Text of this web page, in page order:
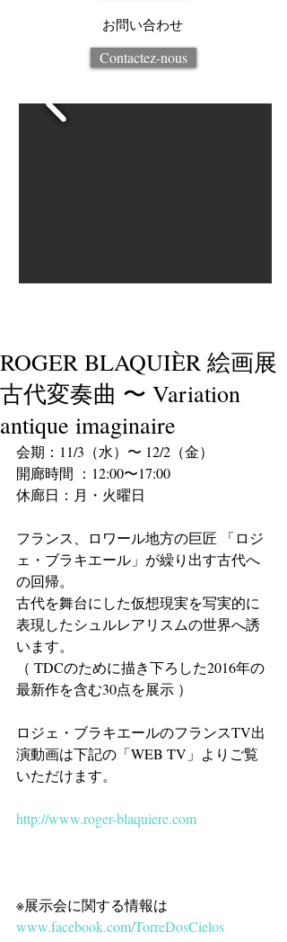
お問い合わせ
Contactez-nous
ROGER BLAQUIÈR 絵画展
古代変奏曲 〜 Variation
antique imaginaire
会期：11/3（水）〜 12/2（金）
開廊時間 ：12:00〜17:00
休廊日：月・火曜日
フランス、ロワール地方の巨匠 「ロジ
ェ・ブラキエール」が繰り出す古代へ
の回帰。
古代を舞台にした仮想現実を写実的に
表現したシュルレアリスムの世界へ誘
います。
（ TDCのために描き下ろした2016年の
最新作を含む30点を展示 ）
ロジェ・ブラキエールのフランスTV出
演動画は下記の「WEB TV」よりご覧
いただけます。
http://www.roger-blaquiere.com
※展示会に関する情報は
www.facebook.com/TorreDosCielos